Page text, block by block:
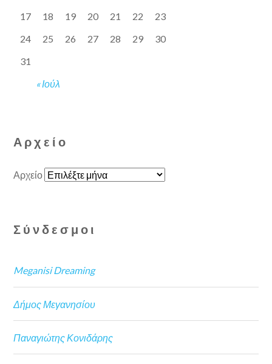
« Ιούλ
17
18 19 20 21 22
23
24
25 26 27 28 29
30
31
Αρχείο
Αρχείο
Σύνδεσμοι
Meganisi Dreaming
Δήμος Μεγανησίου
Παναγιώτης Κονιδάρης